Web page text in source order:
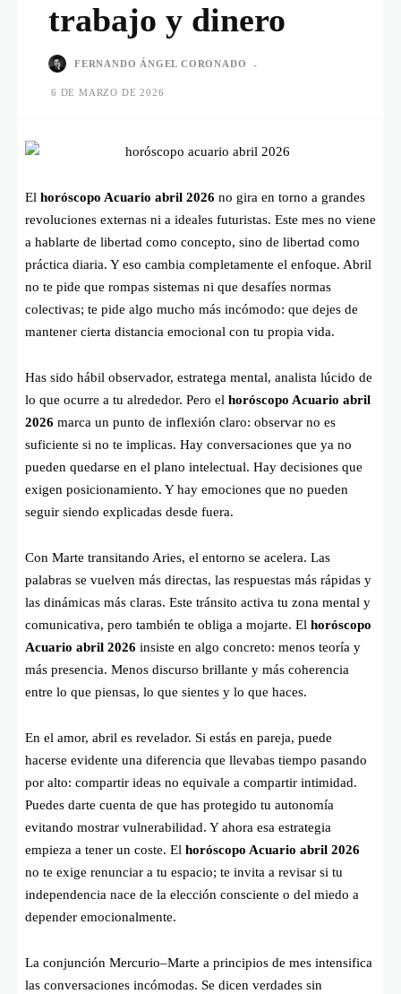
trabajo y dinero
FERNANDO ÁNGEL CORONADO -
6 DE MARZO DE 2026
El horóscopo Acuario abril 2026 no gira en torno a grandes
revoluciones externas ni a ideales futuristas. Este mes no viene
a hablarte de libertad como concepto, sino de libertad como
práctica diaria. Y eso cambia completamente el enfoque. Abril
no te pide que rompas sistemas ni que desafíes normas
colectivas; te pide algo mucho más incómodo: que dejes de
mantener cierta distancia emocional con tu propia vida.
Has sido hábil observador, estratega mental, analista lúcido de
lo que ocurre a tu alrededor. Pero el horóscopo Acuario abril
2026 marca un punto de inflexión claro: observar no es
suficiente si no te implicas. Hay conversaciones que ya no
pueden quedarse en el plano intelectual. Hay decisiones que
exigen posicionamiento. Y hay emociones que no pueden
seguir siendo explicadas desde fuera.
Con Marte transitando Aries, el entorno se acelera. Las
palabras se vuelven más directas, las respuestas más rápidas y
las dinámicas más claras. Este tránsito activa tu zona mental y
comunicativa, pero también te obliga a mojarte. El horóscopo
Acuario abril 2026 insiste en algo concreto: menos teoría y
más presencia. Menos discurso brillante y más coherencia
entre lo que piensas, lo que sientes y lo que haces.
En el amor, abril es revelador. Si estás en pareja, puede
hacerse evidente una diferencia que llevabas tiempo pasando
por alto: compartir ideas no equivale a compartir intimidad.
Puedes darte cuenta de que has protegido tu autonomía
evitando mostrar vulnerabilidad. Y ahora esa estrategia
empieza a tener un coste. El horóscopo Acuario abril 2026
no te exige renunciar a tu espacio; te invita a revisar si tu
independencia nace de la elección consciente o del miedo a
depender emocionalmente.
La conjunción Mercurio–Marte a principios de mes intensifica
las conversaciones incómodas. Se dicen verdades sin